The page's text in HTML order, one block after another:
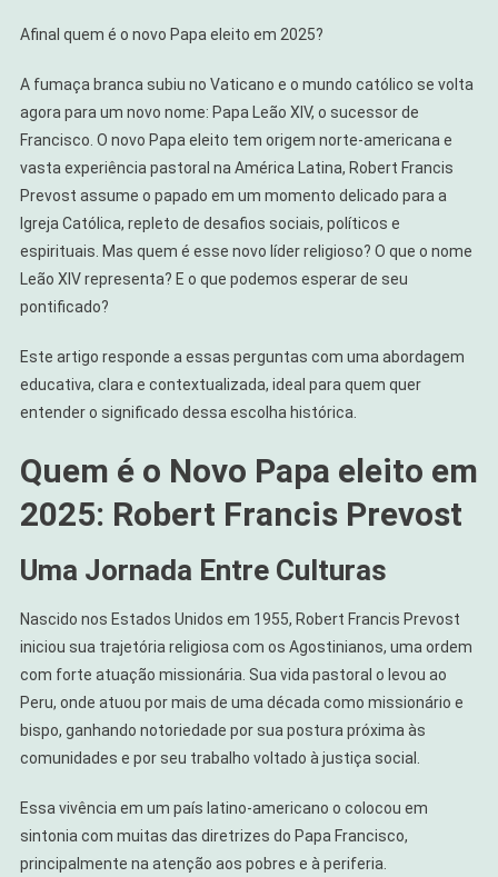
XIV,
O
Novo
Papa
Eleito
Em
2025
Afinal quem é o novo Papa eleito em 2025?
A fumaça branca subiu no Vaticano e o mundo católico se volta
agora para um novo nome: Papa Leão XIV, o sucessor de
Francisco. O novo Papa eleito tem origem norte-americana e
vasta experiência pastoral na América Latina, Robert Francis
Prevost assume o papado em um momento delicado para a
Igreja Católica, repleto de desafios sociais, políticos e
espirituais. Mas quem é esse novo líder religioso? O que o nome
Leão XIV representa? E o que podemos esperar de seu
pontificado?
Este artigo responde a essas perguntas com uma abordagem
educativa, clara e contextualizada, ideal para quem quer
entender o significado dessa escolha histórica.
Quem é o Novo Papa eleito em
2025: Robert Francis Prevost
Uma Jornada Entre Culturas
Nascido nos Estados Unidos em 1955, Robert Francis Prevost
iniciou sua trajetória religiosa com os Agostinianos, uma ordem
com forte atuação missionária. Sua vida pastoral o levou ao
Peru, onde atuou por mais de uma década como missionário e
bispo, ganhando notoriedade por sua postura próxima às
comunidades e por seu trabalho voltado à justiça social.
Essa vivência em um país latino-americano o colocou em
sintonia com muitas das diretrizes do Papa Francisco,
principalmente na atenção aos pobres e à periferia.